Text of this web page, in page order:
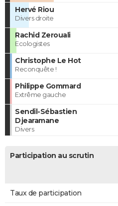
Hervé Riou
Divers droite
Rachid Zerouali
Ecologistes
Christophe Le Hot
Reconquête !
Philippe Gommard
Extrême gauche
Sendil-Sébastien
Djearamane
Divers
Participation au scrutin
Taux de participation